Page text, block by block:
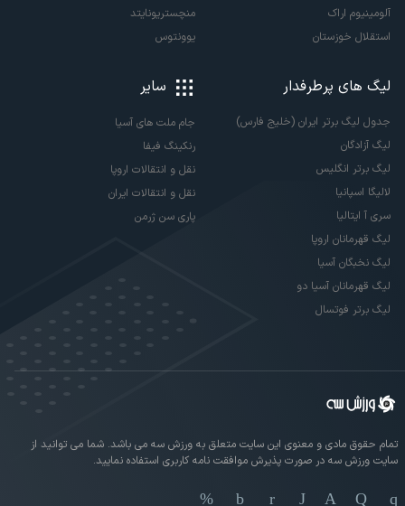
آلومینیوم اراک
استقلال خوزستان
منچستریونایتد
یوونتوس
لیگ های پرطرفدار
جدول لیگ برتر ایران (خلیج فارس)
لیگ آزادگان
لیگ برتر انگلیس
لالیگا اسپانیا
سری آ ایتالیا
لیگ قهرمانان اروپا
لیگ نخبگان آسیا
لیگ قهرمانان آسیا دو
لیگ برتر فوتسال
سایر
جام ملت های آسیا
رنکینگ فیفا
نقل و انتقالات اروپا
نقل و انتقالات ایران
پاری سن ژرمن
تمام حقوق مادی و معنوی این سایت متعلق به ورزش سه می باشد. شما می توانید از
سایت ورزش سه در صورت پذیرش موافقت نامه کاربری استفاده نمایید.